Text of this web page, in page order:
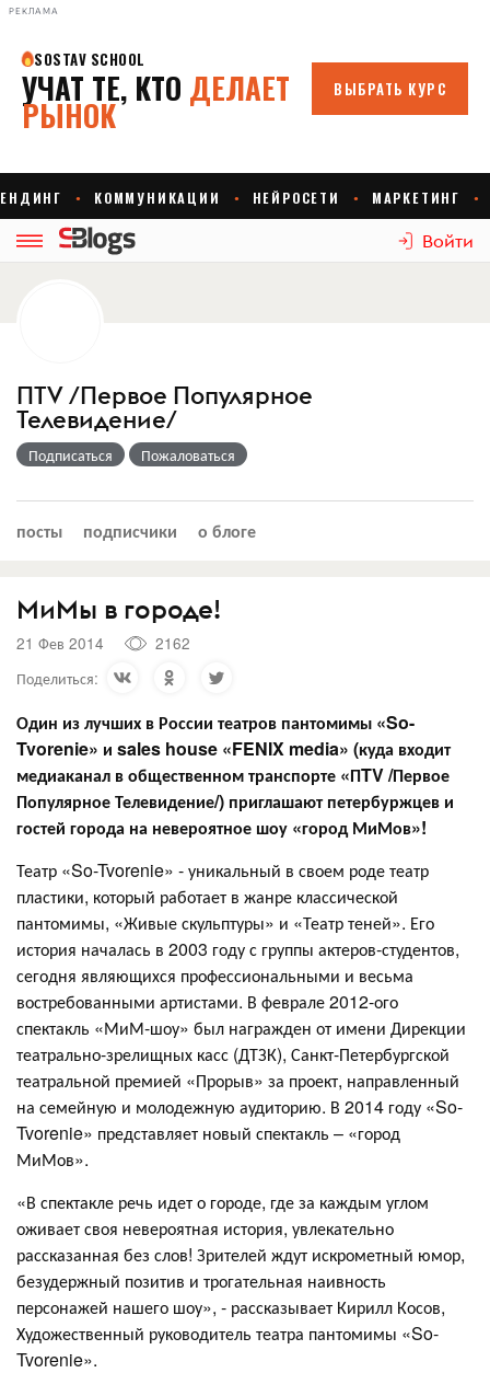
РЕКЛАМА
Войти
ПTV /Первое Популярное
Телевидение/
Подписаться Пожаловаться
посты подписчики о блоге
МиМы в городе!
21 Фев 2014
2162
Поделиться:
Один из лучших в России театров пантомимы «So-
Tvorenie» и sales house «FENIX media» (куда входит
медиаканал в общественном транспорте «ПTV /Первое
Популярное Телевидение/) приглашают петербуржцев и
гостей города на невероятное шоу «город МиМов»!
Театр «So-Tvorenie» - уникальный в своем роде театр
пластики, который работает в жанре классической
пантомимы, «Живые скульптуры» и «Театр теней». Его
история началась в 2003 году с группы актеров-студентов,
сегодня являющихся профессиональными и весьма
востребованными артистами. В феврале 2012-ого
спектакль «МиМ-шоу» был награжден от имени Дирекции
театрально-зрелищных касс (ДТЗК), Санкт-Петербургской
театральной премией «Прорыв» за проект, направленный
на семейную и молодежную аудиторию. В 2014 году «So-
Tvorenie» представляет новый спектакль – «город
МиМов».
«В спектакле речь идет о городе, где за каждым углом
оживает своя невероятная история, увлекательно
рассказанная без слов! Зрителей ждут искрометный юмор,
безудержный позитив и трогательная наивность
персонажей нашего шоу», - рассказывает Кирилл Косов,
Художественный руководитель театра пантомимы «So-
Tvorenie».